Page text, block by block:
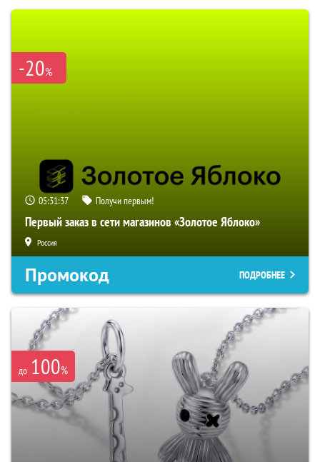
-20%
05:31:36 Получи первым!
Первый заказ в сети магазинов «Золотое Яблоко»
Россия
Промокод ПОДРОБНЕЕ
до 100%